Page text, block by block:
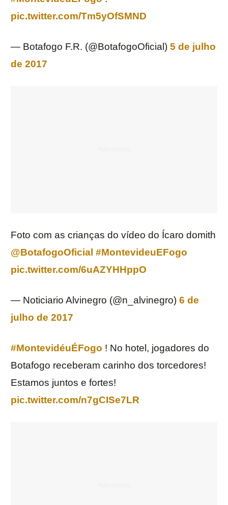
pic.twitter.com/Tm5yOfSMND
— Botafogo F.R. (@BotafogoOficial) 5 de julho
de 2017
Foto com as crianças do vídeo do Ícaro domith
@BotafogoOficial #MontevideuEFogo
pic.twitter.com/6uAZYHHppO
— Noticiario Alvinegro (@n_alvinegro) 6 de
julho de 2017
#MontevidéuÉFogo ! No hotel, jogadores do
Botafogo receberam carinho dos torcedores!
Estamos juntos e fortes!
pic.twitter.com/n7gCISe7LR